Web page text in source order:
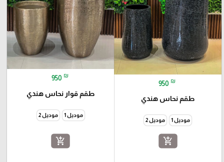
950 ₪
طقم نحاس هندي
موديل 1 موديل 2
add_shopping_cart
950 ₪
طقم قوار نحاس هندي
موديل 1 موديل 2
add_shopping_cart